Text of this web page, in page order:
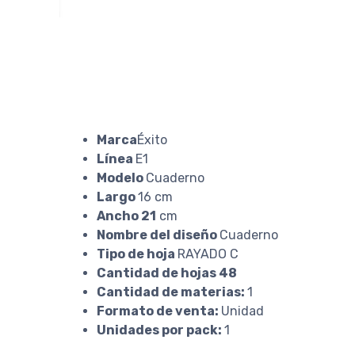
MarcaÉxito
Línea E1
Modelo Cuaderno
Largo16 cm
Ancho 21 cm
Nombre del diseño Cuaderno
Tipo de hoja RAYADO C
Cantidad de hojas 48
Cantidad de materias: 1
Formato de venta: Unidad
Unidades por pack: 1